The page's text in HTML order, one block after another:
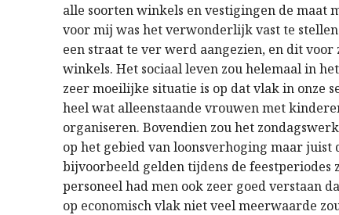
alle soorten winkels en vestigingen de maat
voor mij was het verwonderlijk vast te
een straat te ver werd aangezien, en dit
winkels. Het sociaal leven zou helemaal in
zeer moeilijke situatie is op dat vlak in onze
heel wat alleenstaande vrouwen met
organiseren. Bovendien zou het
op het gebied van loonsverhoging maar juist
bijvoorbeeld gelden tijdens de
personeel had men ook zeer goed verstaan
op economisch vlak niet veel meerwaarde